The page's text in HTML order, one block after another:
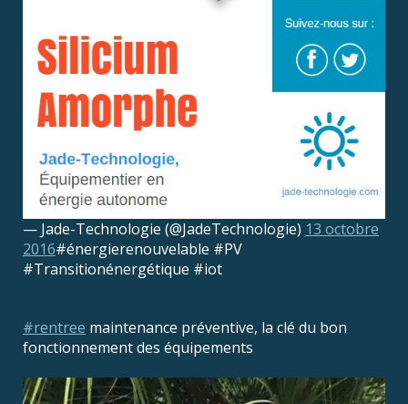
— Jade-Technologie (@JadeTechnologie) 13 octobre
2016#énergierenouvelable #PV
#Transitionénergétique #iot
#rentree maintenance préventive, la clé du bon
fonctionnement des équipements